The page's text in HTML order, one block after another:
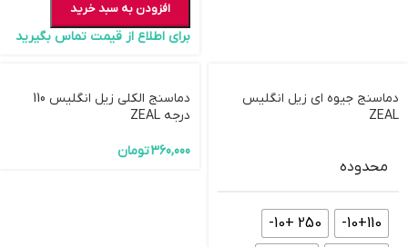
افزودن به سبد خرید
برای اطلاع از قیمت تماس بگیرید
دماسنج جیوه ای زیل انگلیس
ZEAL
محدوده
10+110-
250 +10-
دماسنج الکلی زیل انگلیس 110
درجه ZEAL
360,000تومان